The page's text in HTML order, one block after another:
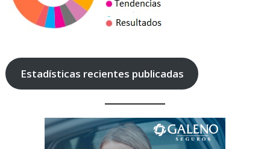
Estadísticas recientes publicadas